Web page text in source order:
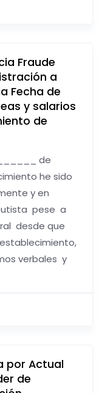
Fraude
a
Fecha de
y salarios
de
de
he sido
y en
pese a
desde que
verbales y
por Actual
de